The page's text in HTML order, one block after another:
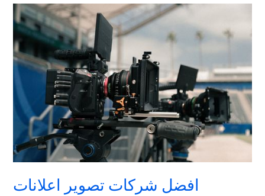
افضل شركات تصوير اعلانات
افضل
شركات
تصوير
اعلانات